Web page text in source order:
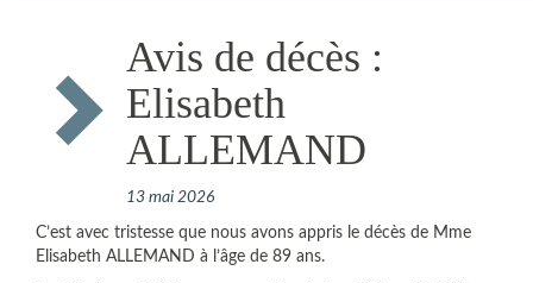
Avis de décès :
Elisabeth
ALLEMAND
13 mai 2026
C’est avec tristesse que nous avons appris le décès de Mme
Elisabeth ALLEMAND à l’âge de 89 ans.